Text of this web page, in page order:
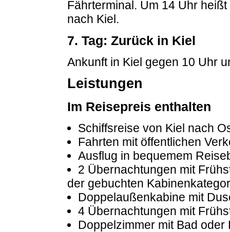
Fährterminal. Um 14 Uhr
nach Kiel.
7. Tag: Zurück in Kiel
Ankunft in Kiel gegen 10 Uhr
Leistungen
Im Reisepreis enthalten
Schiffsreise von Kiel nach
Fahrten mit öffentlichen
Ausflug in bequemem
2 Übernachtungen mit
der gebuchten
Doppelaußenkabine mit
4 Übernachtungen mit
Doppelzimmer mit Bad oder